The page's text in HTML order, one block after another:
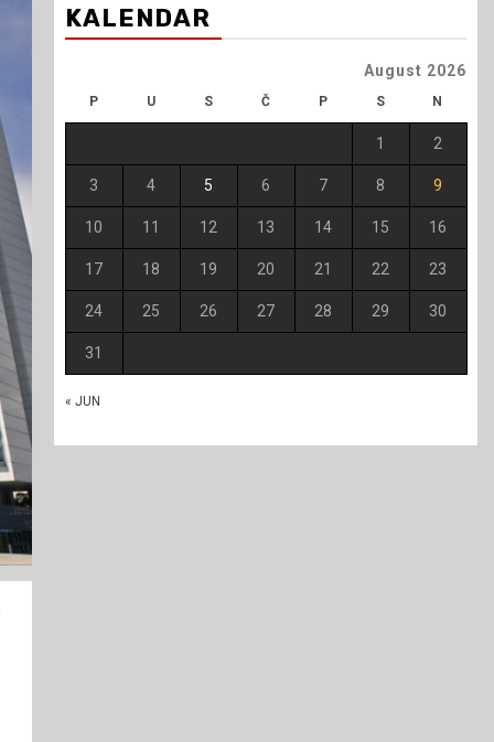
KALENDAR
August 2026
P U S Č P S N
« JUN
1 2
3 4 5 6 7 8 9
10 11 12 13 14 15 16
17 18 19 20 21 22 23
24 25 26 27 28 29 30
31